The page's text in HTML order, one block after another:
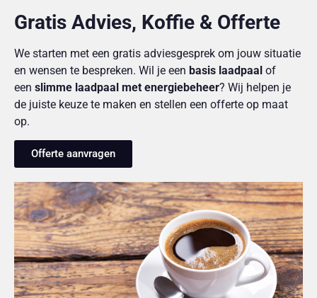
Gratis Advies, Koffie & Offerte
We starten met een gratis adviesgesprek om jouw situatie
en wensen te bespreken. Wil je een basis laadpaal of
een slimme laadpaal met energiebeheer? Wij helpen je
de juiste keuze te maken en stellen een offerte op maat
op.
Offerte aanvragen